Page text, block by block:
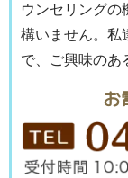
ウンセリングの
構いません。私
で、ご興味のあ
お